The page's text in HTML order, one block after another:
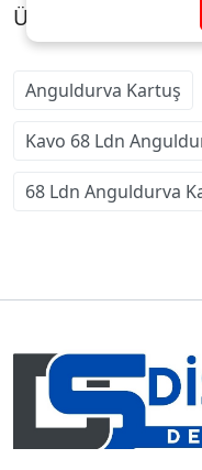
Ürün Etiketleri
Anguldurva Kartuş
Kavo 68 Ldn
68 Ldn Anguldurva